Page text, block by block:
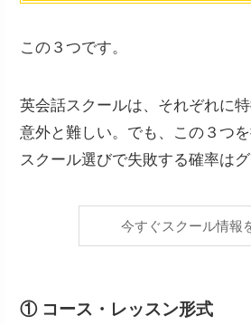
この３つです。
英会話スクールは、それぞれに
意外と難しい。でも、この３つを
スクール選びで失敗する確率は
今すぐスクール情報
① コース・レッスン形式